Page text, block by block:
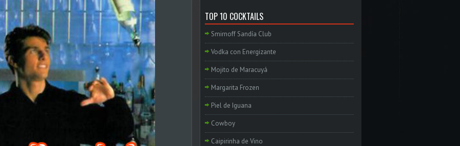
TOP 10 COCKTAILS
Smirnoff Sandía Club
Vodka con Energizante
Mojito de Maracuyá
Margarita Frozen
Piel de Iguana
Cowboy
Caipirinha de Vino